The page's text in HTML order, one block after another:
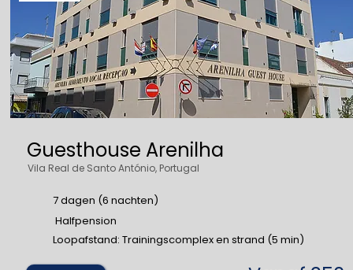
Guesthouse Arenilha
Vila Real de Santo António, Portugal
7 dagen (6 nachten)
Halfpension
Loopafstand: Trainingscomplex en strand (5 min)